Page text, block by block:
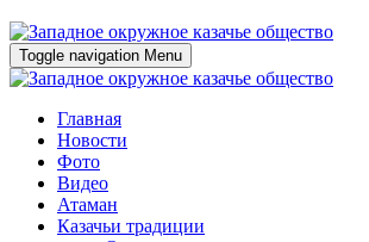
Toggle navigation Menu
Главная
Новости
Фото
Видео
Атаман
Казачьи традиции